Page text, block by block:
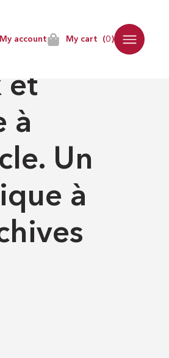
My account My cart (0)
et
à
Un
à